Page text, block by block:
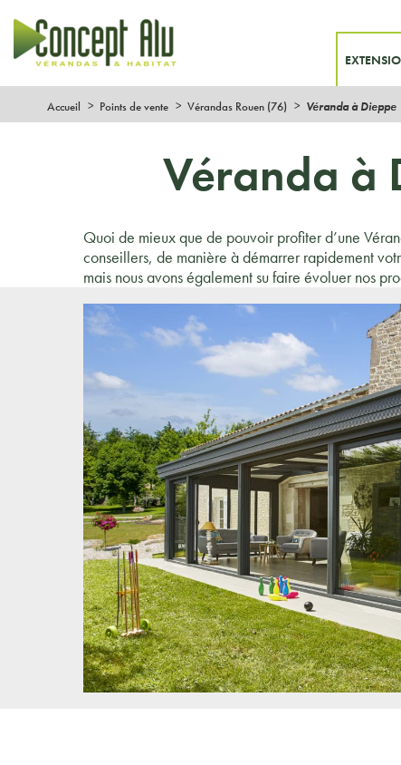
Accueil Points de vente Vérandas Rouen (76) Véranda à Dieppe
Véranda à
Quoi de mieux que de pouvoir profiter d’une
conseillers, de manière à démarrer rapidement
mais nous avons également su faire évoluer nos